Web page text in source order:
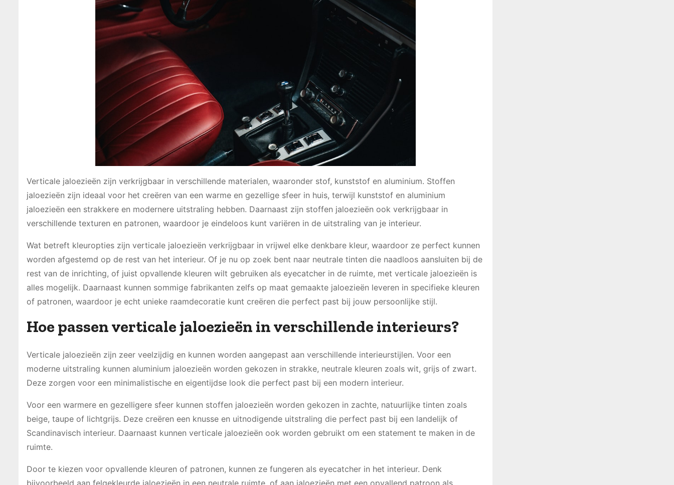
Verticale jaloezieën zijn verkrijgbaar in verschillende materialen, waaronder stof, kunststof en aluminium. Stoffen
jaloezieën zijn ideaal voor het creëren van een warme en gezellige sfeer in huis, terwijl kunststof en aluminium
jaloezieën een strakkere en modernere uitstraling hebben. Daarnaast zijn stoffen jaloezieën ook verkrijgbaar in
verschillende texturen en patronen, waardoor je eindeloos kunt variëren in de uitstraling van je interieur.
Wat betreft kleuropties zijn verticale jaloezieën verkrijgbaar in vrijwel elke denkbare kleur, waardoor ze perfect kunnen
worden afgestemd op de rest van het interieur. Of je nu op zoek bent naar neutrale tinten die naadloos aansluiten bij de
rest van de inrichting, of juist opvallende kleuren wilt gebruiken als eyecatcher in de ruimte, met verticale jaloezieën is
alles mogelijk. Daarnaast kunnen sommige fabrikanten zelfs op maat gemaakte jaloezieën leveren in specifieke kleuren
of patronen, waardoor je echt unieke raamdecoratie kunt creëren die perfect past bij jouw persoonlijke stijl.
Hoe passen verticale jaloezieën in verschillende interieurs?
Verticale jaloezieën zijn zeer veelzijdig en kunnen worden aangepast aan verschillende interieurstijlen. Voor een
moderne uitstraling kunnen aluminium jaloezieën worden gekozen in strakke, neutrale kleuren zoals wit, grijs of zwart.
Deze zorgen voor een minimalistische en eigentijdse look die perfect past bij een modern interieur.
Voor een warmere en gezelligere sfeer kunnen stoffen jaloezieën worden gekozen in zachte, natuurlijke tinten zoals
beige, taupe of lichtgrijs. Deze creëren een knusse en uitnodigende uitstraling die perfect past bij een landelijk of
Scandinavisch interieur. Daarnaast kunnen verticale jaloezieën ook worden gebruikt om een statement te maken in de
ruimte.
Door te kiezen voor opvallende kleuren of patronen, kunnen ze fungeren als eyecatcher in het interieur. Denk
bijvoorbeeld aan felgekleurde jaloezieën in een neutrale ruimte, of aan jaloezieën met een opvallend patroon als